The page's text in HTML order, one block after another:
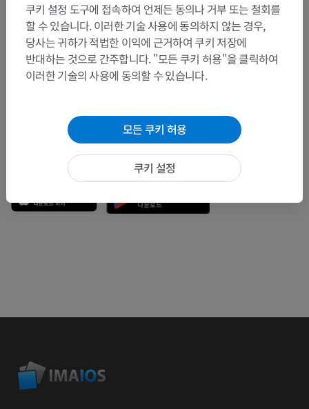
문제를 발견하셨나요?
수정이나, 번역 또는 콘텐츠 개선에 제안이 있으면 언제든
연락 주세요.
앱 다운로드
쿠키 설정 도구에 접속하여 언제든 동의나 거부 또는 철회를
할 수 있습니다. 이러한 기술 사용에 동의하지 않는 경우,
당사는 귀하가 적법한 이익에 근거하여 쿠키 저장에
반대하는 것으로 간주합니다. "모든 쿠키 허용"을 클릭하여
이러한 기술의 사용에 동의할 수 있습니다.
모든 쿠키 허용
쿠키 설정